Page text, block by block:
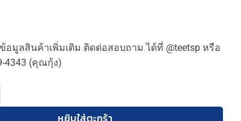
อมูลสินค้าเพิ่มเติม ติดต่อสอบถาม ได้ที่ @teetsp หรือ
4343 (คุณกุ้ง)
งไฟTSP Driver LED ชิ้น
หยิบใส่ตะกร้า